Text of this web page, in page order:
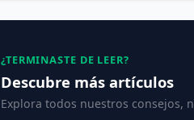
¿TERMINASTE DE LEER?
Descubre más artículos
Explora todos nuestros consejos,